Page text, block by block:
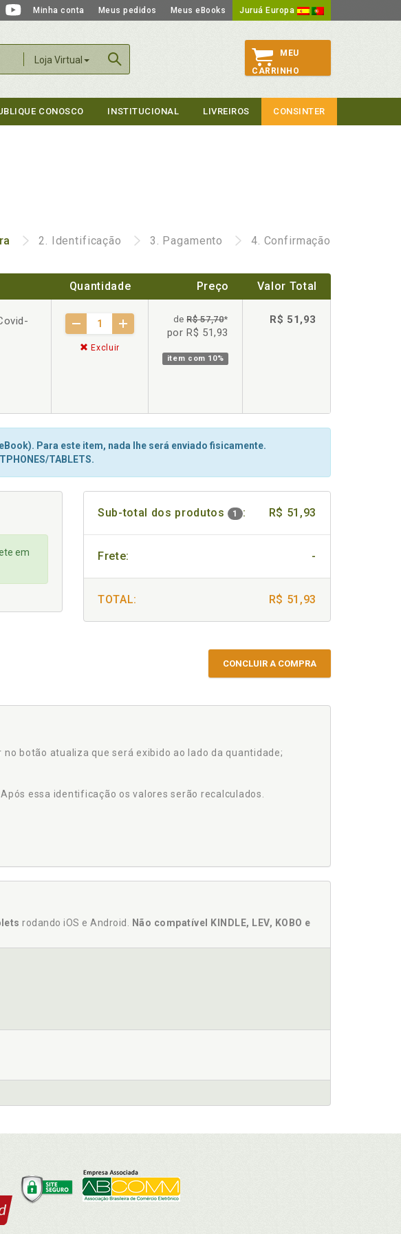
Minha conta Meus pedidos Meus eBooks Juruá Europa
Loja Virtual
MEU
CARRINHO
CONOSCO INSTITUCIONAL LIVREIROS CONSINTER
2. Identificação 3. Pagamento 4. Confirmação
Quantidade Preço Valor Total
Excluir
deR$ 57,70*
por R$ 51,93
item com 10%
R$ 51,93
Para este item, nada lhe será enviado fisicamente.
TABLETS.
em
Sub-total dos produtos 1 : R$ 51,93
Frete: -
TOTAL: R$ 51,93
CONCLUIR A COMPRA
botão atualiza que será exibido ao lado da quantidade;
essa identificação os valores serão recalculados.
rodando iOS e Android.
Não compatível KINDLE, LEV, KOBO e